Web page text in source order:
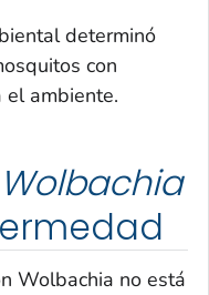
determinó
con
el ambiente.
Wolbachia
Wolbachia no está